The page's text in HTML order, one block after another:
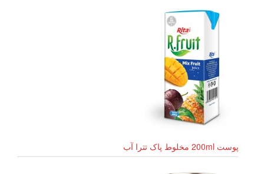
پوست 200ml مخلوط پاک تترا آب